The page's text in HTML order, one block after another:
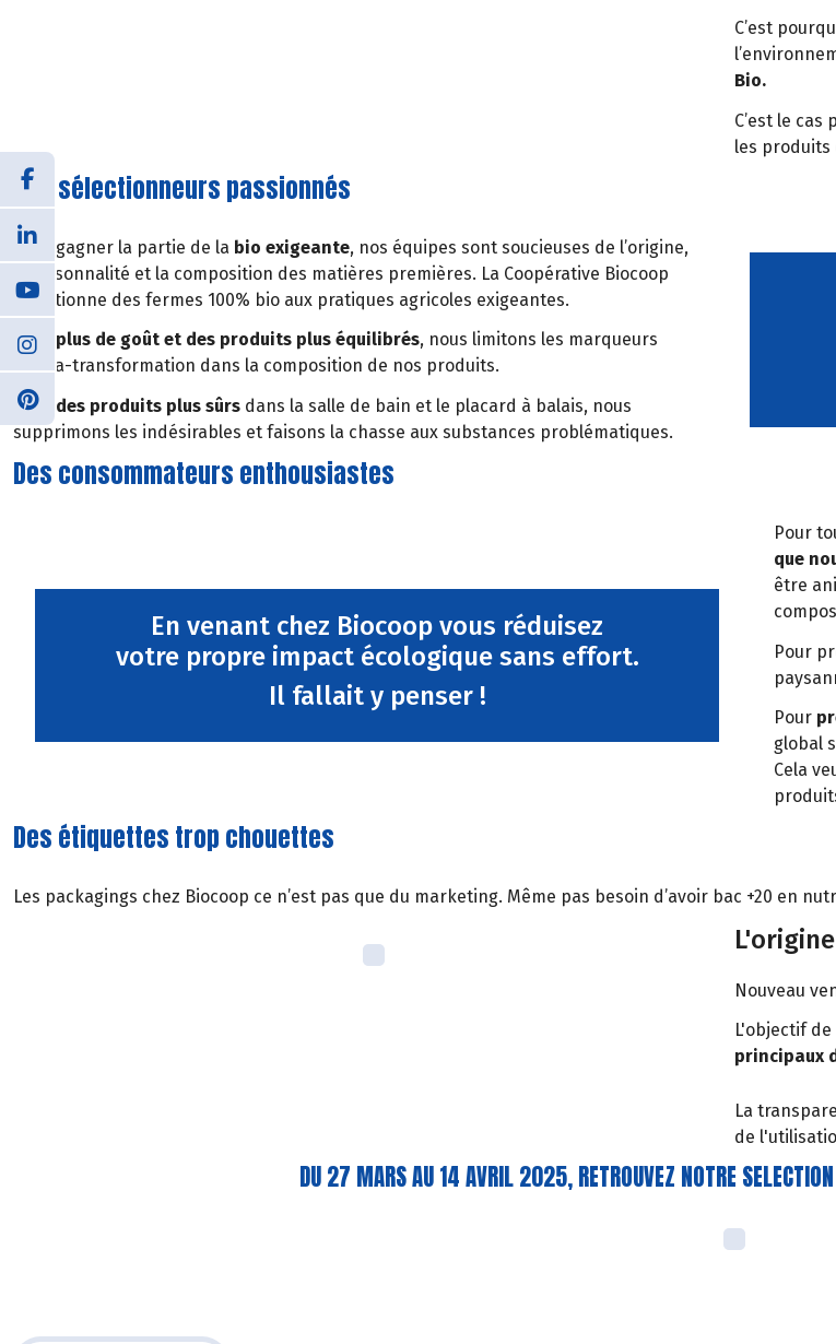
C’est
Bio.
C’est le cas
les produits
Des sélectionneurs passionnés
Pour gagner la partie de la bio exigeante, nos équipes sont soucieuses de l’origine,
la saisonnalité et la composition des matières premières. La Coopérative Biocoop
sélectionne des fermes 100% bio aux pratiques agricoles exigeantes.
Pour plus de goût et des produits plus équilibrés, nous limitons les marqueurs
d’ultra-transformation dans la composition de nos produits.
Pour des produits plus sûrs dans la salle de bain et le placard à balais, nous
supprimons les indésirables et faisons la chasse aux substances problématiques.
Des consommateurs enthousiastes
En venant chez Biocoop vous réduisez
votre propre impact écologique sans effort.
Il fallait y penser !
Pour
que
être
Pour
Pour
global
Cela
Des étiquettes trop chouettes
Les packagings chez Biocoop ce n’est pas que du marketing. Même pas besoin d’avoir bac +20 en
Nouveau
L'objectif
principaux
La
de
DU 27 MARS AU 14 AVRIL 2025, RETROUVEZ NOTRE